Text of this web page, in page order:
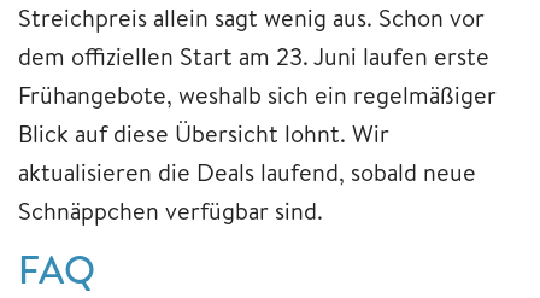
Streichpreis allein sagt wenig aus. Schon vor
dem offiziellen Start am 23. Juni laufen erste
Frühangebote, weshalb sich ein regelmäßiger
Blick auf diese Übersicht lohnt. Wir
aktualisieren die Deals laufend, sobald neue
Schnäppchen verfügbar sind.
FAQ